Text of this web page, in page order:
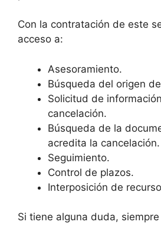
Con la contratación de este
acceso a:
Asesoramiento.
Búsqueda del origen
Solicitud de
cancelación.
Búsqueda de la
acredita la cancelación.
Seguimiento.
Control de plazos.
Interposición de
Si tiene alguna duda,